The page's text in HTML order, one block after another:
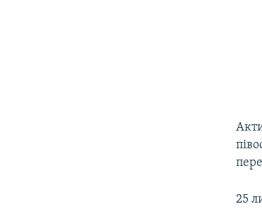
25